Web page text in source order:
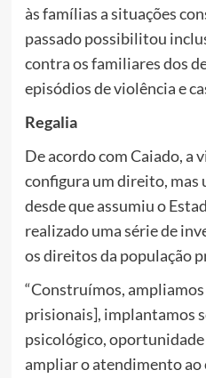
às famílias a situações
passado possibilitou
contra os familiares dos
episódios de violência e
Regalia
De acordo com Caiado, a
configura um direito, mas
desde que assumiu o
realizado uma série de
os direitos da população
“Construímos,
prisionais], implantamos
psicológico, oportunidade
ampliar o atendimento ao